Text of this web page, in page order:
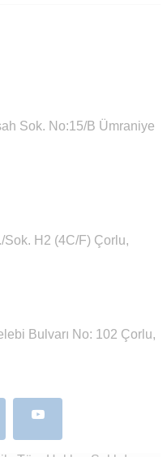
Sok. No:15/B Ümraniye
Sok. H2 (4C/F) Çorlu,
Bulvarı No: 102 Çorlu,